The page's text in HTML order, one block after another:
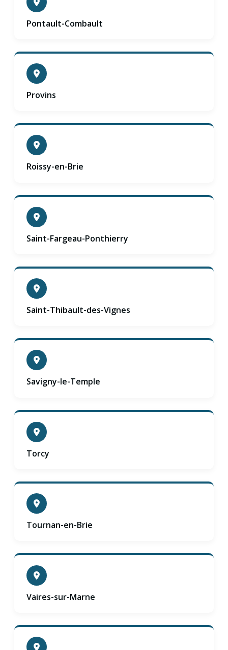
Pontault-Combault
Provins
Roissy-en-Brie
Saint-Fargeau-Ponthierry
Saint-Thibault-des-Vignes
Savigny-le-Temple
Torcy
Tournan-en-Brie
Vaires-sur-Marne